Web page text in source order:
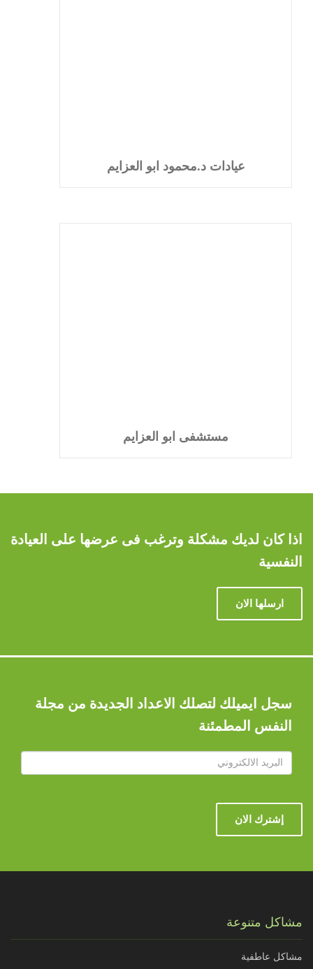
عيادات د.محمود ابو العزايم
مستشفى ابو العزايم
اذا كان لديك مشكلة وترغب فى عرضها على العيادة
النفسية
ارسلها الان
سجل ايميلك لتصلك الاعداد الجديدة من مجلة
النفس المطمئنة
إشترك الان
مشاكل متنوعة
مشاكل عاطفية